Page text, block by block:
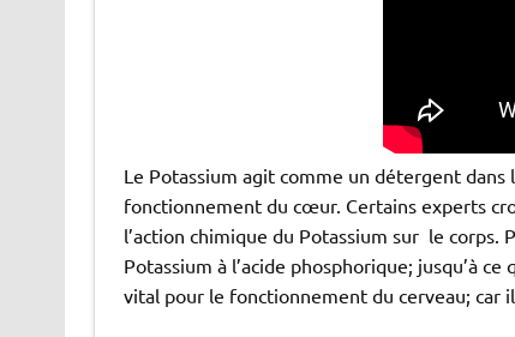
Le Potassium agit comme un détergent
fonctionnement du cœur. Certains experts
l’action chimique du Potassium sur le corps.
Potassium à l’acide phosphorique; jusqu’à
vital pour le fonctionnement du cerveau;